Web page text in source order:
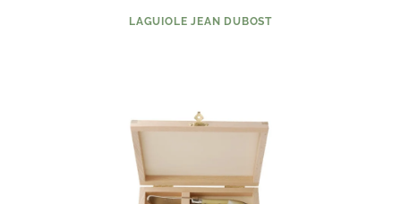
LAGUIOLE JEAN DUBOST